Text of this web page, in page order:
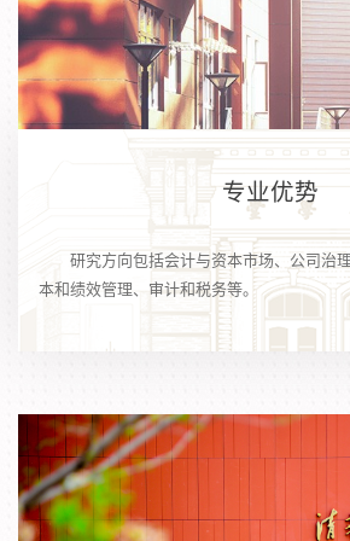
专业优势
研究方向包括会计与资本市场、公司治
本和绩效管理、审计和税务等。